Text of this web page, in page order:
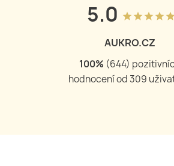
5.0 grade grade grade grade grade
AUKRO.CZ
100% (644)
hodnocení od309